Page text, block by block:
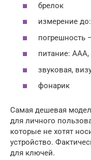
брелок
измерение
погрешность
питание: ААА,
звуковая,
фонарик
Самая дешевая
для личного
которые не хотят
устройство.
для ключей.